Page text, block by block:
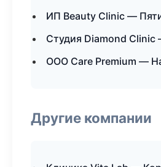
ИП Beauty Clinic —
Студия Diamond Clinic
ООО Care Premium —
Другие компании